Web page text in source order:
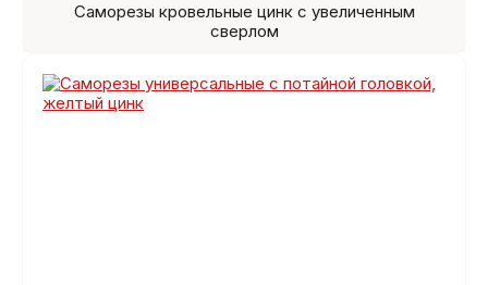
Саморезы кровельные цинк с увеличенным
сверлом